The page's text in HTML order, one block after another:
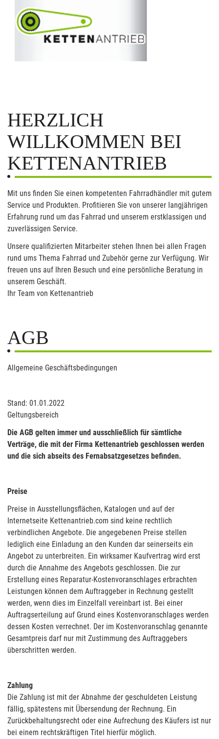
HERZLICH
WILLKOMMEN BEI
KETTENANTRIEB
Mit uns finden Sie einen kompetenten Fahrradhändler mit gutem
Service und Produkten. Profitieren Sie von unserer langjährigen
Erfahrung rund um das Fahrrad und unserem erstklassigen und
zuverlässigen Service.
Unsere qualifizierten Mitarbeiter stehen Ihnen bei allen Fragen
rund ums Thema Fahrrad und Zubehör gerne zur Verfügung. Wir
freuen uns auf Ihren Besuch und eine persönliche Beratung in
unserem Geschäft.
Ihr Team von Kettenantrieb
AGB
Allgemeine Geschäftsbedingungen
Stand: 01.01.2022
Geltungsbereich
Die AGB gelten immer und ausschließlich für sämtliche
Verträge, die mit der Firma Kettenantrieb geschlossen werden
und die sich abseits des Fernabsatzgesetzes befinden.
Preise
Preise in Ausstellungsflächen, Katalogen und auf der
Internetseite Kettenantrieb.com sind keine rechtlich
verbindlichen Angebote. Die angegebenen Preise stellen
lediglich eine Einladung an den Kunden dar seinerseits ein
Angebot zu unterbreiten. Ein wirksamer Kaufvertrag wird erst
durch die Annahme des Angebots geschlossen. Die zur
Erstellung eines Reparatur-Kostenvoranschlages erbrachten
Leistungen können dem Auftraggeber in Rechnung gestellt
werden, wenn dies im Einzelfall vereinbart ist. Bei einer
Auftragserteilung auf Grund eines Kostenvoranschlages werden
dessen Kosten verrechnet. Der im Kostenvoranschlag genannte
Gesamtpreis darf nur mit Zustimmung des Auftraggebers
überschritten werden.
Zahlung
Die Zahlung ist mit der Abnahme der geschuldeten Leistung
fällig, spätestens mit Übersendung der Rechnung. Ein
Zurückbehaltungsrecht oder eine Aufrechung des Käufers ist nur
bei einem rechtskräftigen Titel hierfür möglich.